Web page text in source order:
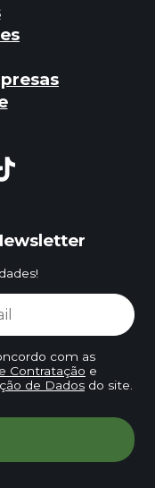
com as
Contratação e
de Dadosdo site.